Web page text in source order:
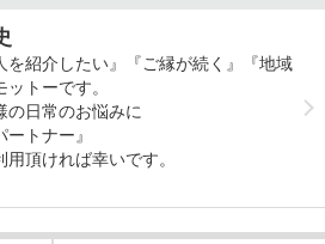
を紹介したい』『ご縁が続く』『地域
トーです。
の日常のお悩みに
ートナー』
用頂ければ幸いです。